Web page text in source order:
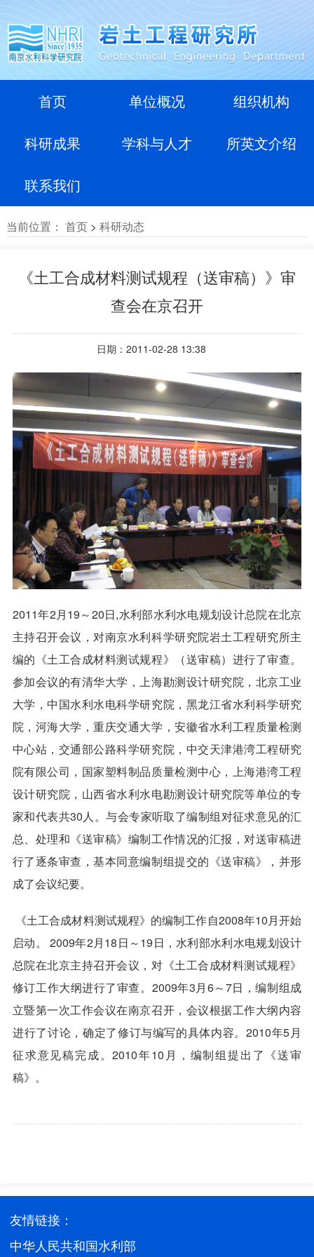
首页 单位概况 组织机构
科研成果 学科与人才 所英文介绍
联系我们
当前位置： 首页> 科研动态
《土工合成材料测试规程（送审稿）》审
查会在京召开
日期：2011-02-28 13:38
2011年2月19～20日,水利部水利水电规划设计总院在北京
主持召开会议，对南京水利科学研究院岩土工程研究所主
编的《土工合成材料测试规程》（送审稿）进行了审查。
参加会议的有清华大学，上海勘测设计研究院，北京工业
大学，中国水利水电科学研究院，黑龙江省水利科学研究
院，河海大学，重庆交通大学，安徽省水利工程质量检测
中心站，交通部公路科学研究院，中交天津港湾工程研究
院有限公司，国家塑料制品质量检测中心，上海港湾工程
设计研究院，山西省水利水电勘测设计研究院等单位的专
家和代表共30人。与会专家听取了编制组对征求意见的汇
总、处理和《送审稿》编制工作情况的汇报，对送审稿进
行了逐条审查，基本同意编制组提交的《送审稿》，并形
成了会议纪要。
《土工合成材料测试规程》的编制工作自2008年10月开始
启动。
2009年2月18日 ～19日，水利部水利水电规划设计
总院在北京主持召开会议，对《土工合成材料测试规程》
修订工作大纲进行了审查。 2009年3月6～7日，编制组成
立暨第一次工作会议在南京召开，会议根据工作大纲内容
进行了讨论，确定了修订与编写的具体内容。2010年5月
征求意见稿完成。2010年10 月，编制组提出了《送审
稿》。
友情链接：
中华人民共和国水利部